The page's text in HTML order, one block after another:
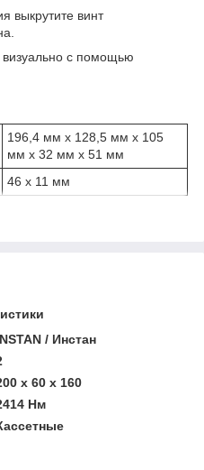
выкрутите винт
визуально с помощью
196,4 мм х 128,5 мм х 105
мм х 32 мм х 51 мм
46 х 11 мм
/ Инстан
х 60 х 160
Нм